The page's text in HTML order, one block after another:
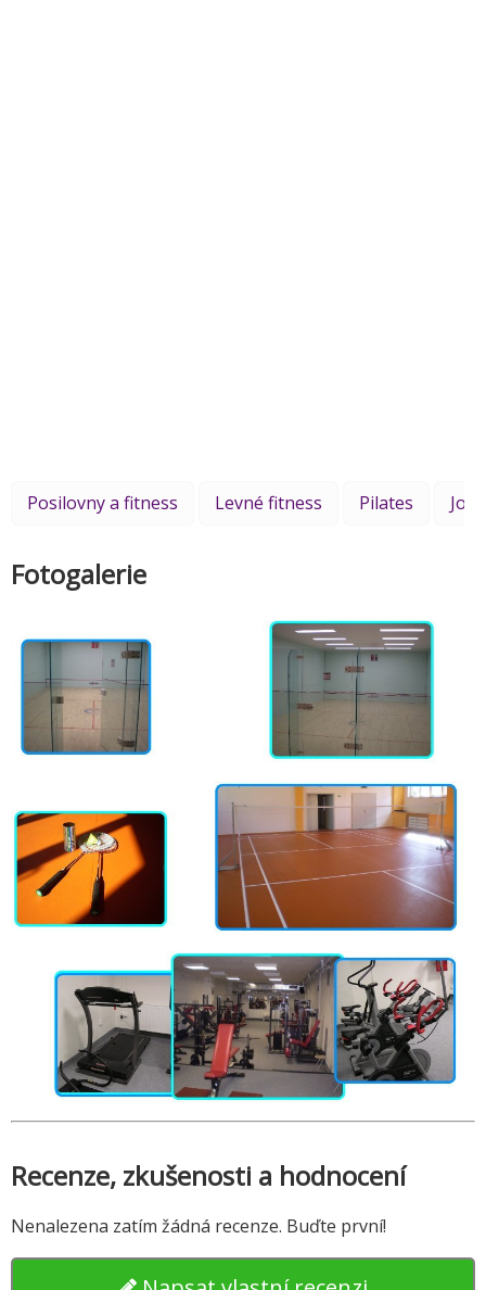
Posilovny a fitness Levné fitness Pilates Joga
Fotogalerie
Recenze, zkušenosti a hodnocení
Nenalezena zatím žádná recenze. Buďte první!